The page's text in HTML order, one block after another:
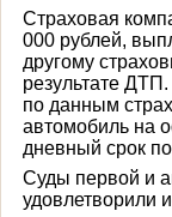
Страховая
000 рублей,
другому
результате
по данным
автомобиль на
дневный срок
Суды первой и
удовлетворили